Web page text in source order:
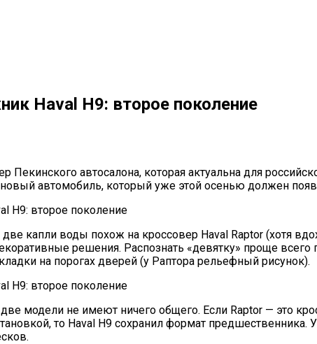
Haval H9: второе поколение
Пекинского автосалона, которая актуальна для
автомобиль, который уже этой осенью должен
капли воды похож на кроссовер Haval Raptor (хотя
решения. Распознать «девятку» проще
на порогах дверей (у Раптора рельефный рисунок).
две модели не имеют ничего общего. Если Raptor — это
то Haval H9 сохранил формат